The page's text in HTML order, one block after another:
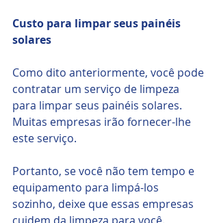
Custo para limpar seus painéis
solares
Como dito anteriormente, você pode
contratar um serviço de limpeza
para limpar seus painéis solares.
Muitas empresas irão fornecer-lhe
este serviço.
Portanto, se você não tem tempo e
equipamento para limpá-los
sozinho, deixe que essas empresas